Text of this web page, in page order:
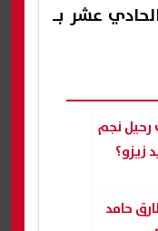
عشر بـ
رحيل نجم
زيزو؟
حامد